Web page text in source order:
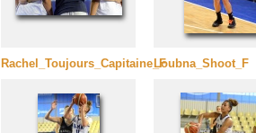
Rachel_Toujours_Capitaine_FLoubna_Shoot_F